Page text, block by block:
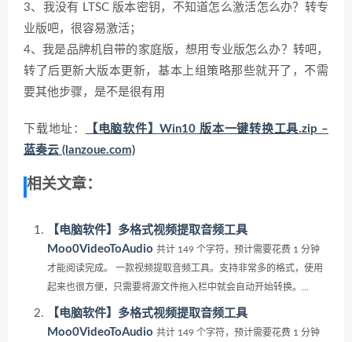
3、我没有 LTSC 版本密钥，不知道怎么激活怎么办？转专
业版吧，很容易激活；
4、我是品牌机自带的家庭版，想用专业版怎么办？转吧，
转了后更新大版本更新，基本上组策略那些就开了，不需
要其他步骤，是不是很有用
下载地址：
【电脑软件】Win10 版本一键转换工具.zip –
蓝奏云 (lanzoue.com)
相关文章：
【电脑软件】多格式视频提取音频工具
Moo0VideoToAudio 共计 149 个字符，预计需要花费 1 分钟
才能阅读完成。 一款视频提取音频工具。支持非常多的格式，使用
起来也很方便，只需要将源文件拖入栏中就会自动开始转换。...
【电脑软件】多格式视频提取音频工具
Moo0VideoToAudio 共计 149 个字符，预计需要花费 1 分钟